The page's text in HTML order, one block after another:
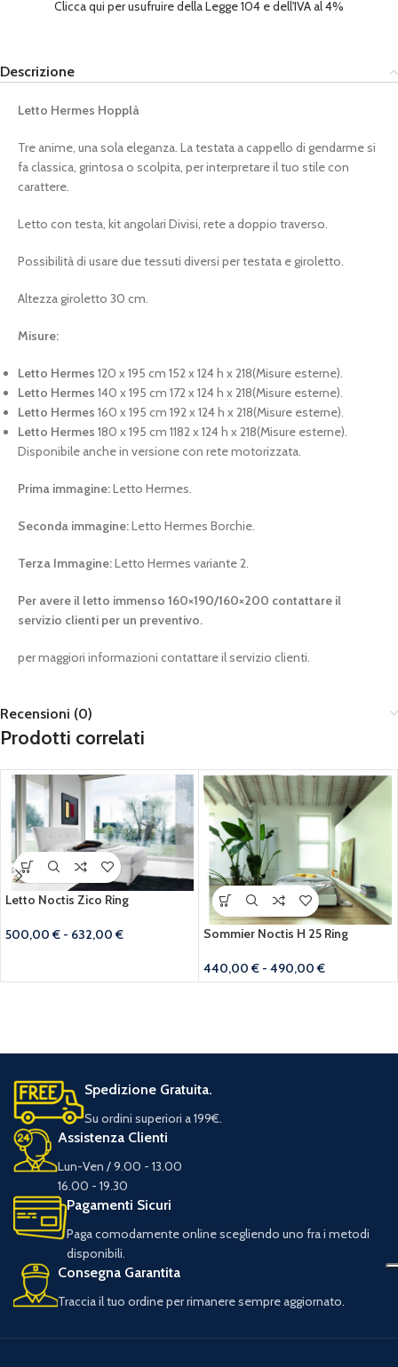
Clicca qui per usufruire della Legge 104 e dell'IVA al 4%
Descrizione
Letto Hermes Hopplà
Tre anime, una sola eleganza. La testata a cappello di gendarme si
fa classica, grintosa o scolpita, per interpretare il tuo stile con
carattere.
Letto con testa, kit angolari Divisi, rete a doppio traverso.
Possibilità di usare due tessuti diversi per testata e giroletto.
Altezza giroletto 30 cm.
Misure:
Letto Hermes 120 x 195 cm 152 x 124 h x 218(Misure esterne).
Letto Hermes 140 x 195 cm 172 x 124 h x 218(Misure esterne).
Letto Hermes 160 x 195 cm 192 x 124 h x 218(Misure esterne).
Letto Hermes 180 x 195 cm 1182 x 124 h x 218(Misure esterne).
Disponibile anche in versione con rete motorizzata.
Prima immagine:Letto Hermes.
Seconda immagine:Letto Hermes Borchie.
Terza Immagine:Letto Hermes variante 2.
Per avere il letto immenso 160×190/160×200 contattare il
servizio clienti per un preventivo.
per maggiori informazioni contattare il servizio clienti.
Recensioni (0)
Prodotti correlati
Letto Noctis Zico Ring
500,00€ - 632,00€ Sommier Noctis H 25 Ring
440,00€ - 490,00€
Spedizione Gratuita.
Su ordini superiori a 199€.
Assistenza Clienti
Lun-Ven / 9.00 - 13.00
16.00 - 19.30
Pagamenti Sicuri
Paga comodamente online scegliendo uno fra i metodi
disponibili.
Consegna Garantita
Traccia il tuo ordine per rimanere sempre aggiornato.